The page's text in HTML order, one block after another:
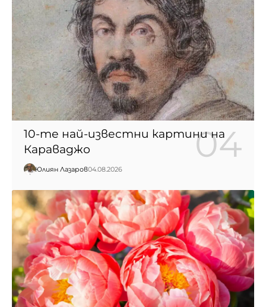
10-те най-известни картини на
Караваджо
Юлиян Лазаров04.08.2026